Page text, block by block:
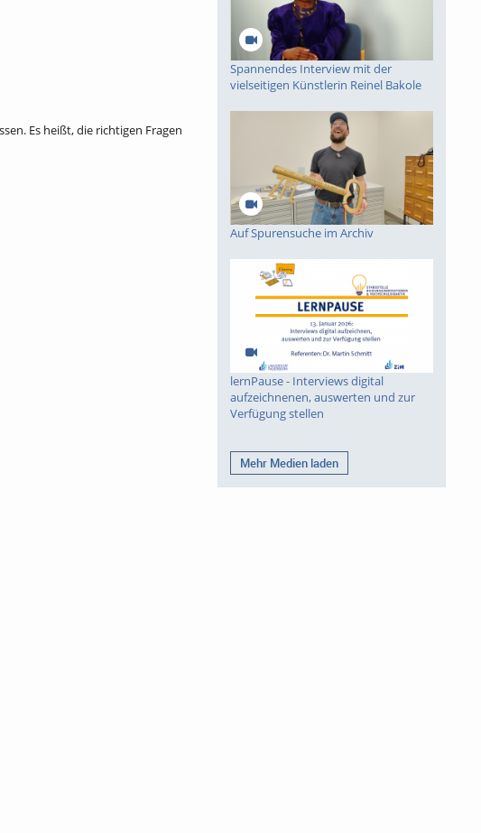
Es heißt, die richtigen Fragen
Spannendes Interview mit der
vielseitigen Künstlerin Reinel Bakole
Auf Spurensuche im Archiv
lernPause - Interviews digital
aufzeichnenen, auswerten und zur
Verfügung stellen
Mehr Medien laden